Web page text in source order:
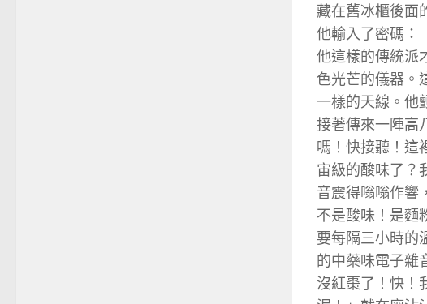
藏在舊冰櫃後面
他輸入了密碼：
他這樣的傳統派
色光芒的儀器。
一樣的天線。他
接著傳來一陣高
嗎！快接聽！這
宙級的酸味了？
音震得嗡嗡作響
不是酸味！是麵
要每隔三小時的
的中藥味電子雜
沒紅棗了！快